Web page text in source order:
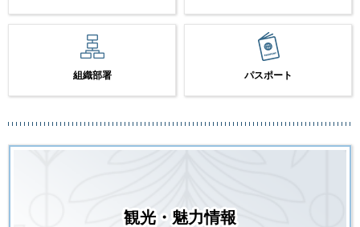
組織部署 パスポート
観光・魅力情報